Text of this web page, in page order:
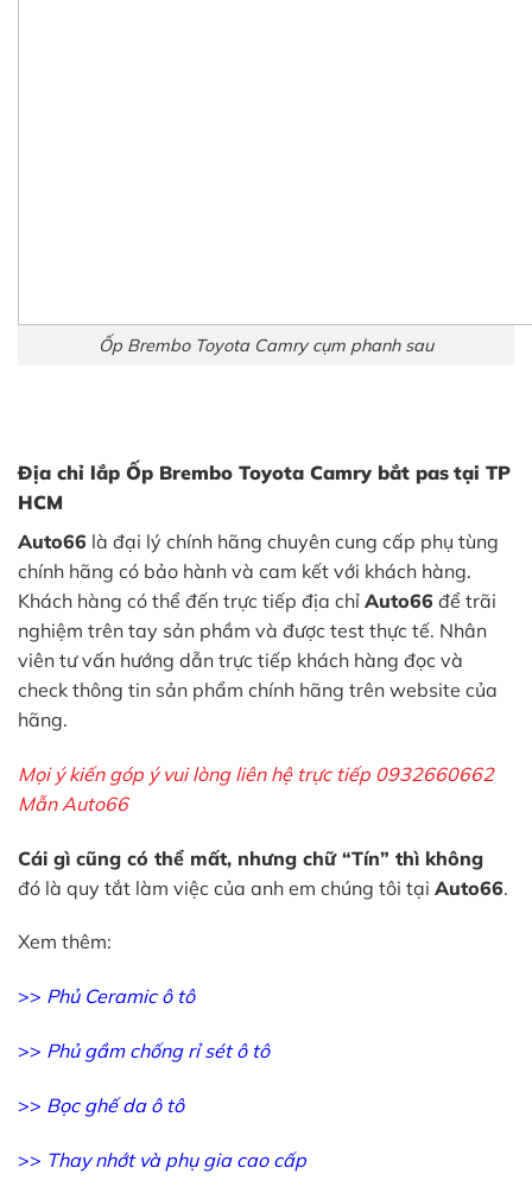
Ốp Brembo Toyota Camry cụm phanh sau
Địa chỉ lắp Ốp Brembo Toyota Camry bắt pas tại TP
HCM
Auto66 là đại lý chính hãng chuyên cung cấp phụ tùng
chính hãng có bảo hành và cam kết với khách hàng.
Khách hàng có thể đến trực tiếp địa chỉ Auto66 để trãi
nghiệm trên tay sản phầm và được test thực tế. Nhân
viên tư vấn hướng dẫn trực tiếp khách hàng đọc và
check thông tin sản phẩm chính hãng trên website của
hãng.
Mọi ý kiến góp ý vui lòng liên hệ trực tiếp 0932660662
Mẫn Auto66
Cái gì cũng có thể mất, nhưng chữ “Tín” thì không
đó là quy tắt làm việc của anh em chúng tôi tại Auto66.
Xem thêm:
>> Phủ Ceramic ô tô
>> Phủ gầm chống rỉ sét ô tô
>> Bọc ghế da ô tô
>> Thay nhớt và phụ gia cao cấp